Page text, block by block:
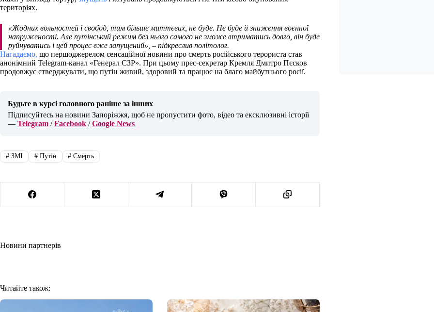
територіях.
«Жодних вольностей і свобод, тим більше миттєвих, не буде. Не буде й зниження воєнної
напруженості. Але путінський режим без нього самого не зможе втриматись довго, він буде
руйнуватись і цей процес вже запущений», – підкреслив політолог.
Нагадаємо, що першоджерелом сенсаційної новини про смерть російського терориста став
анонімний Telegram-канал «Генерал СЗР». При цьому прес-секретар Кремля Дмитро Пєсков
продовжує стверджувати, що путін живий, здоровий та працює на благо майбутнього росії.
Будьте в курсі головного раніше за інших
Підписуйтесь на новини Запоріжжя, щоб не пропустити фото, відео та ексклюзивні історії
— Telegram /Facebook /Google News
#ЗМІ #Путін # Смерть
Новини партнерів
Читайте також: